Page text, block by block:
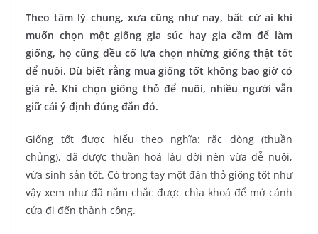
Theo tâm lý chung, xưa cũng như nay, bất cứ ai khi
muốn chọn một giống gia súc hay gia cầm để làm
giống, họ cũng đều cố lựa chọn những giống thật tốt
để nuôi. Dù biết rằng mua giống tốt không bao giờ có
giá rẻ. Khi chọn giống thỏ để nuôi, nhiều người vẫn
giữ cái ý định đúng đắn đó.
Giống tốt được hiểu theo nghĩa: rặc dòng (thuần
chủng), đã được thuần hoá lâu đời nên vừa dễ nuôi,
vừa sinh sản tốt. Có trong tay một đàn thỏ giống tốt như
vậy xem như đã nắm chắc được chìa khoá để mở cánh
cửa đi đến thành công.